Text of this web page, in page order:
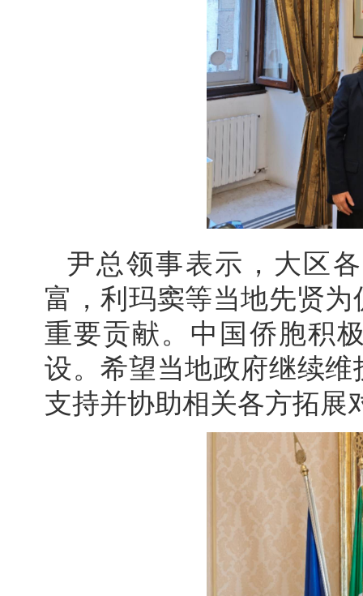
尹总领事表示，大区
富，利玛窦等当地先贤
重要贡献。中国侨胞积
设。希望当地政府继续
支持并协助相关各方拓展